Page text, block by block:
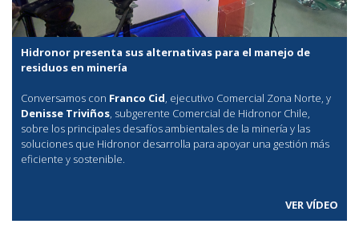
Hidronor presenta sus alternativas para el manejo de
residuos en minería
Conversamos con Franco Cid, ejecutivo Comercial Zona Norte, y
Denisse Triviños, subgerente Comercial de Hidronor Chile,
sobre los principales desafíos ambientales de la minería y las
soluciones que Hidronor desarrolla para apoyar una gestión más
eficiente y sostenible.
VER VÍDEO